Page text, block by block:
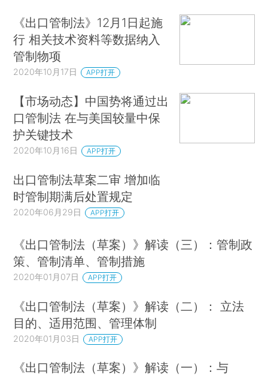
《出口管制法》12月1日起施
行 相关技术资料等数据纳入
管制物项
2020年10月17日 APP打开
【市场动态】中国势将通过出
口管制法 在与美国较量中保
护关键技术
2020年10月16日 APP打开
出口管制法草案二审 增加临
时管制期满后处置规定
2020年06月29日 APP打开
《出口管制法（草案）》解读（三）：管制政
策、管制清单、管制措施
2020年01月07日 APP打开
《出口管制法（草案）》解读（二）： 立法
目的、适用范围、管理体制
2020年01月03日 APP打开
《出口管制法（草案）》解读（一）：与